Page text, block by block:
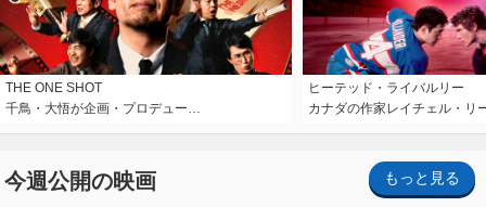
THE ONE SHOT
千鳥・大悟が企画・プロデュー…
ヒーテッド・ライバルリー
カナダの作家レイチェル・リ
今週公開の映画 もっと見る